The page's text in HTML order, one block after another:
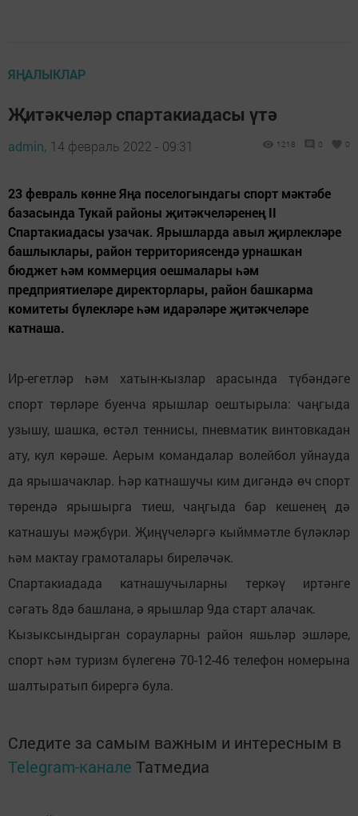
ЯҢАЛЫКЛАР
Җитәкчеләр спартакиадасы үтә
admin, 14 февраль 2022 - 09:31 1218 0 0
23 февраль көнне Яңа поселогындагы спорт мәктәбе
базасында Тукай районы җитәкчеләренең II
Спартакиадасы узачак. Ярышларда авыл җирлекләре
башлыклары, район территориясендә урнашкан
бюджет һәм коммерция оешмалары һәм
предприятиеләре директорлары, район башкарма
комитеты бүлекләре һәм идарәләре җитәкчеләре
катнаша.
Ир-егетләр һәм хатын-кызлар арасында түбәндәге
спорт төрләре буенча ярышлар оештырыла: чаңгыда
узышу, шашка, өстәл теннисы, пневматик винтовкадан
ату, кул көрәше. Аерым командалар волейбол уйнауда
да ярышачаклар. Һәр катнашучы ким дигәндә өч спорт
төрендә ярышырга тиеш, чаңгыда бар кешенең дә
катнашуы мәҗбүри. Җиңүчеләргә кыйммәтле бүләкләр
һәм мактау грамоталары биреләчәк.
Спартакиадада катнашучыларны теркәү иртәнге
сәгать 8дә башлана, ә ярышлар 9да старт алачак.
Кызыксындырган сорауларны район яшьләр эшләре,
спорт һәм туризм бүлегенә 70-12-46 телефон номерына
шалтыратып бирергә була.
Следите за самым важным и интересным в
Telegram-канале Татмедиа